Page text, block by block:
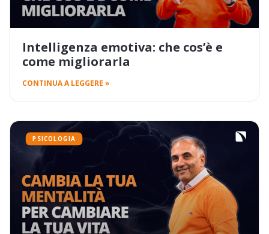
Intelligenza emotiva: che cos’è e
come migliorarla
CONTINUA A LEGGERE »
PSICOLOGIA